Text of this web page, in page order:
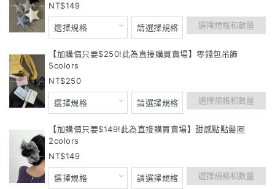
149
選擇規格和數量
【加購價只要$250!此為直接購買賣場】零錢包吊飾
5colors
250
選擇規格和數量
【加購價只要$149!此為直接購買賣場】甜感點點髮圈
2colors
149
選擇規格和數量